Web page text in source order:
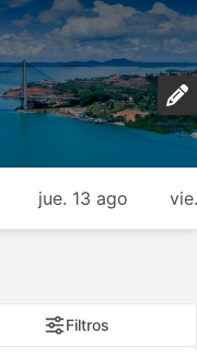
jue. 13 ago
Filtros